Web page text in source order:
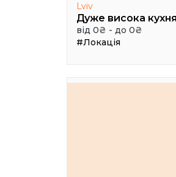
Lviv
від 0₴ - до 0₴
#Локація